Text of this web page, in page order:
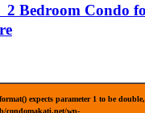
2 Bedroom Condo
expects parameter 1 to be
condomakati.net/wp-